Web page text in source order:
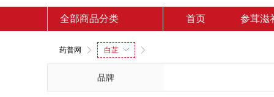
全部商品分类 首页 参茸滋
药普网 白芷
品牌